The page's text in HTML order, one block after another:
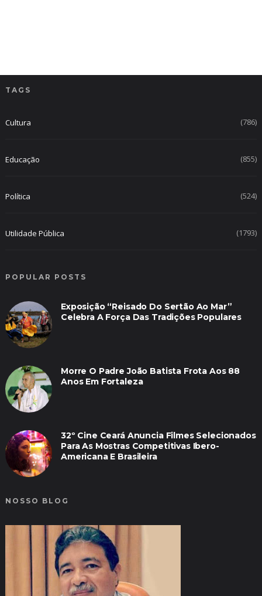
TAGS
Cultura (786)
Educação (855)
Política (524)
Utilidade Pública (1793)
POPULAR POSTS
Exposição “Reisado Do Sertão Ao Mar”
Celebra A Força Das Tradições Populares
Morre O Padre João Batista Frota Aos 88
Anos Em Fortaleza
32º Cine Ceará Anuncia Filmes Selecionados
Para As Mostras Competitivas Ibero-
Americana E Brasileira
NOSSO BLOG